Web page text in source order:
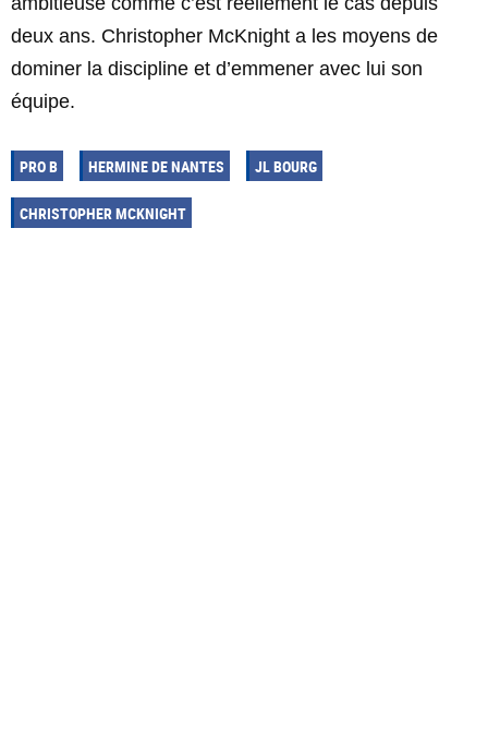
deux ans. Christopher McKnight a les moyens de
dominer la discipline et d’emmener avec lui son
équipe.
PRO B HERMINE DE NANTES JL BOURG
CHRISTOPHER MCKNIGHT